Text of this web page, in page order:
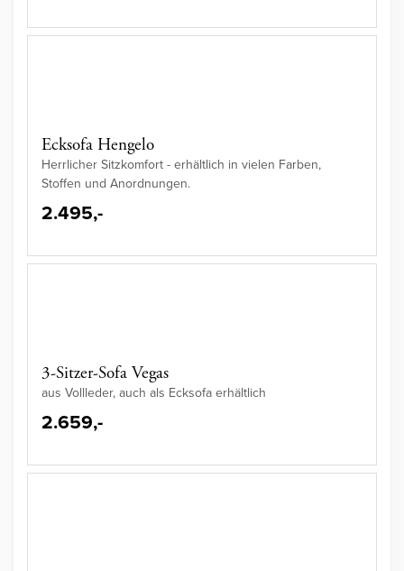
Ecksofa Hengelo
Herrlicher Sitzkomfort - erhältlich in vielen Farben,
Stoffen und Anordnungen.
2.495,-
3-Sitzer-Sofa Vegas
aus Vollleder, auch als Ecksofa erhältlich
2.659,-